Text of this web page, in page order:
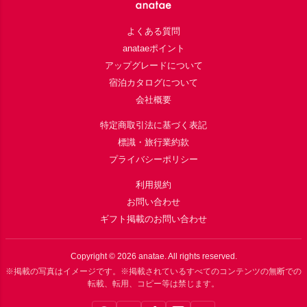
よくある質問
anataeポイント
アップグレードについて
宿泊カタログについて
会社概要
特定商取引法に基づく表記
標識・旅行業約款
プライバシーポリシー
利用規約
お問い合わせ
ギフト掲載のお問い合わせ
Copyright © 2026 anatae. All rights reserved.
※掲載の写真はイメージです。※掲載されているすべてのコンテンツの無断での
転載、転用、コピー等は禁じます。